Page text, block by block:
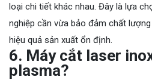
loại chi tiết khác nhau. Đây là lựa
nghiệp cần vừa bảo đảm chất
hiệu quả sản xuất ổn định.
6. Máy cắt laser
plasma?